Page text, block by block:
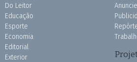
Do Leitor
Educação
Esporte
Economia
Editorial
Exterior